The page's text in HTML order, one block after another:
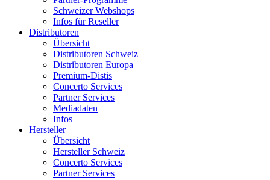
Schweizer Webshops
Infos für Reseller
Distributoren
Übersicht
Distributoren Schweiz
Distributoren Europa
Premium-Distis
Concerto Services
Partner Services
Mediadaten
Infos
Hersteller
Übersicht
Hersteller Schweiz
Concerto Services
Partner Services